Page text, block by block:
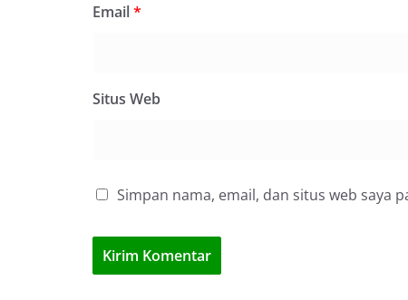
Email*
Situs Web
Simpan nama, email, dan situs web saya